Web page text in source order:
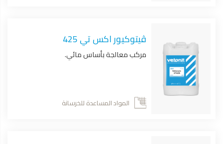
ڤيتوكيور اكس تي 425
مركب معالجة بأساس مائي.
المواد المساعدة للخرسانة